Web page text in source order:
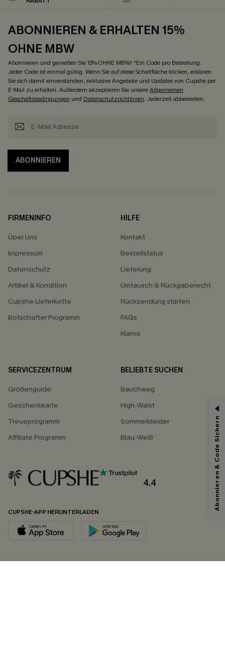
ABONNIEREN & ERHALTEN 15%
OHNE MBW
Abonnieren und genießen Sie 15% OHNE MBW! *Ein Code pro Bestellung.
Jeder Code ist einmal gültig. Wenn Sie auf diese Schaltfläche klicken, erklären
Sie sich damit einverstanden, exklusive Angebote und Updates von Cupshe per
E-Mail zu erhalten. Außerdem akzeptieren Sie unsereAllgemeinen
Geschäftsbedingungen und Datenschutzrichtlinien. Jederzeit abbestellen.
ABONNIEREN
FIRMENINFO
Über Uns
Impressum
Datenschutz
Artikel & Kondition
Cupshe Lieferkette
Botschafter Programm
HILFE
Kontakt
Bestellstatus
Lieferung
Umtausch & Rückgaberecht
Rücksendung starten
FAQs
Klarna
SERVICEZENTRUM
Größenguide
Geschenkkarte
Treueprogramm
Affiliate Programm
BELIEBTE SUCHEN
Bauchweg
High-Waist
Sommerkleider
Blau-Weiß
4.4
CUPSHE-APP HERUNTERLADEN
Abonnieren & Code Sichern